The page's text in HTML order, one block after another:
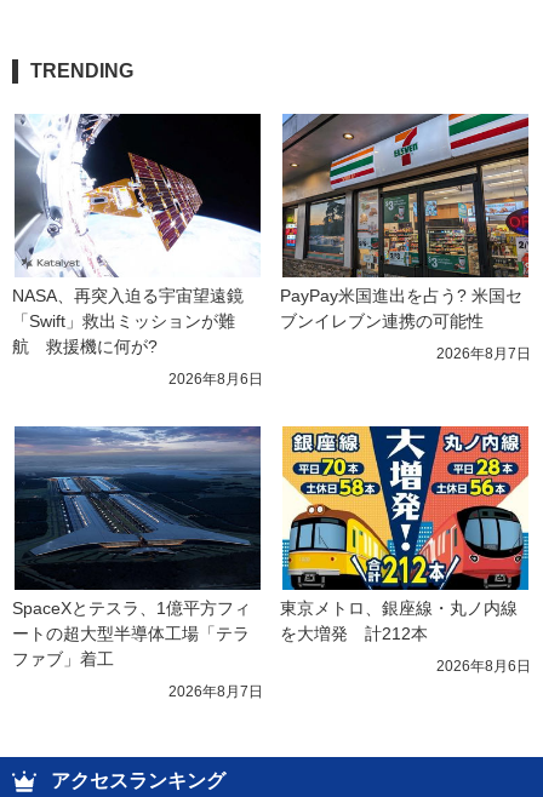
TRENDING
NASA、再突入迫る宇宙望遠鏡
「Swift」救出ミッションが難
航　救援機に何が?
2026年8月6日
PayPay米国進出を占う? 米国セ
ブンイレブン連携の可能性
2026年8月7日
SpaceXとテスラ、1億平方フィ
ートの超大型半導体工場「テラ
ファブ」着工
2026年8月7日
東京メトロ、銀座線・丸ノ内線
を大増発　計212本
2026年8月6日
アクセスランキング